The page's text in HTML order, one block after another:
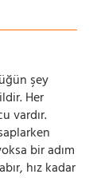
şey
Her
vardır.
bir adım
hız kadar